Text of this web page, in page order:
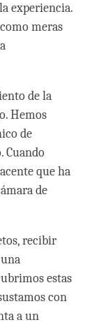
experiencia.
meras
de la
Hemos
de
Cuando
que ha
de
recibir
estas
con
a un